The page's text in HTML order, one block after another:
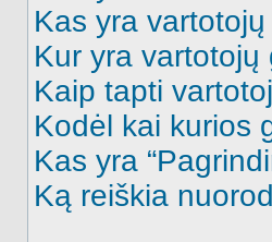
Kas yra
Kur yra
Kaip tapti
Kodėl kai kurios
Kas yra
Ką reiškia